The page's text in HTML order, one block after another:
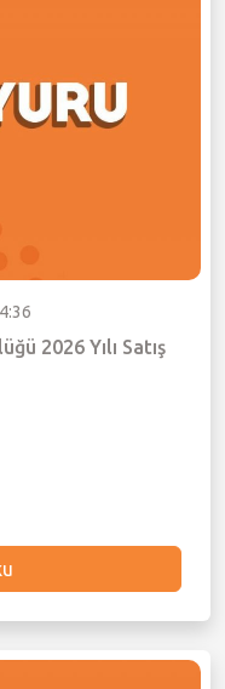
2026 Yılı Satış